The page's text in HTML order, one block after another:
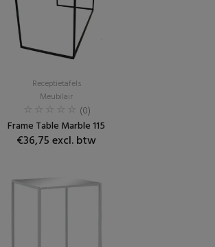
Receptietafels
Meubilair
(0)
Frame Table Marble 115
€36,75 excl. btw